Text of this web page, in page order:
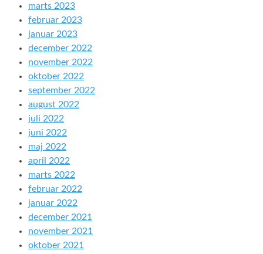
marts 2023
februar 2023
januar 2023
december 2022
november 2022
oktober 2022
september 2022
august 2022
juli 2022
juni 2022
maj 2022
april 2022
marts 2022
februar 2022
januar 2022
december 2021
november 2021
oktober 2021